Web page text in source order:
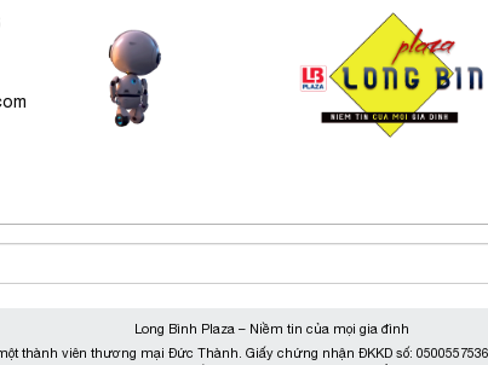
Long Bình Plaza – Niềm tin của mọi gia đình
thành viên thương mại Đức Thành. Giấy chứng nhận ĐKKD số: